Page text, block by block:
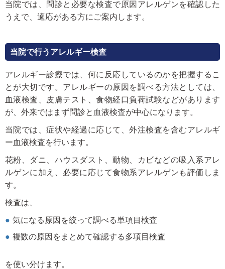
当院では、問診と必要な検査で原因アレルゲンを確認した
うえで、適応がある方にご案内します。
当院で行うアレルギー検査
アレルギー診療では、何に反応しているのかを把握するこ
とが大切です。アレルギーの原因を調べる方法としては、
血液検査、皮膚テスト、食物経口負荷試験などがあります
が、外来ではまず問診と血液検査が中心になります。
当院では、症状や経過に応じて、外注検査を含むアレルギ
ー血液検査を行います。
花粉、ダニ、ハウスダスト、動物、カビなどの吸入系アレ
ルゲンに加え、必要に応じて食物系アレルゲンも評価しま
す。
検査は、
気になる原因を絞って調べる単項目検査
複数の原因をまとめて確認する多項目検査
を使い分けます。